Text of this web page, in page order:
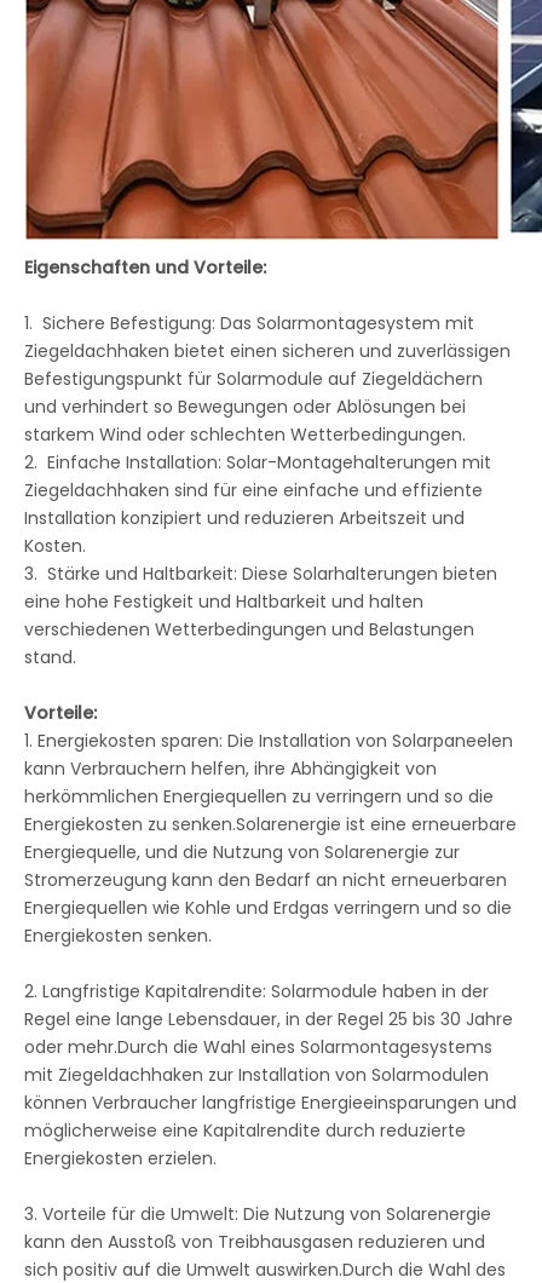
Eigenschaften und Vorteile:
1. Sichere Befestigung: Das Solarmontagesystem mit
Ziegeldachhaken bietet einen sicheren und zuverlässigen
Befestigungspunkt für Solarmodule auf Ziegeldächern
und verhindert so Bewegungen oder Ablösungen bei
starkem Wind oder schlechten Wetterbedingungen.
2. Einfache Installation: Solar-Montagehalterungen mit
Ziegeldachhaken sind für eine einfache und effiziente
Installation konzipiert und reduzieren Arbeitszeit und
Kosten.
3. Stärke und Haltbarkeit: Diese Solarhalterungen bieten
eine hohe Festigkeit und Haltbarkeit und halten
verschiedenen Wetterbedingungen und Belastungen
stand.
Vorteile:
1. Energiekosten sparen: Die Installation von Solarpaneelen
kann Verbrauchern helfen, ihre Abhängigkeit von
herkömmlichen Energiequellen zu verringern und so die
Energiekosten zu senken.Solarenergie ist eine erneuerbare
Energiequelle, und die Nutzung von Solarenergie zur
Stromerzeugung kann den Bedarf an nicht erneuerbaren
Energiequellen wie Kohle und Erdgas verringern und so die
Energiekosten senken.
2. Langfristige Kapitalrendite: Solarmodule haben in der
Regel eine lange Lebensdauer, in der Regel 25 bis 30 Jahre
oder mehr.Durch die Wahl eines Solarmontagesystems
mit Ziegeldachhaken zur Installation von Solarmodulen
können Verbraucher langfristige Energieeinsparungen und
möglicherweise eine Kapitalrendite durch reduzierte
Energiekosten erzielen.
3. Vorteile für die Umwelt: Die Nutzung von Solarenergie
kann den Ausstoß von Treibhausgasen reduzieren und
sich positiv auf die Umwelt auswirken.Durch die Wahl des